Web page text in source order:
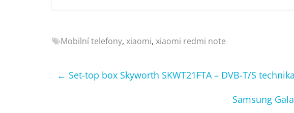
OK,
televize,
Mobilní telefony, xiaomi, xiaomi redmi note
← Set-top box Skyworth SKWT21FTA – DVB-T/S technika
Samsung